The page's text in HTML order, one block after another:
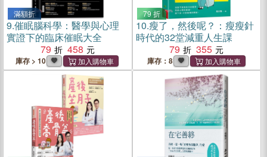
滿額折
9.催眠腦科學：醫學與心理
實證下的臨床催眠大全
79
458
庫存 > 10
79 折
10.瘦了，然後呢？：瘦瘦針
時代的32堂減重人生課
79
355
庫存：8